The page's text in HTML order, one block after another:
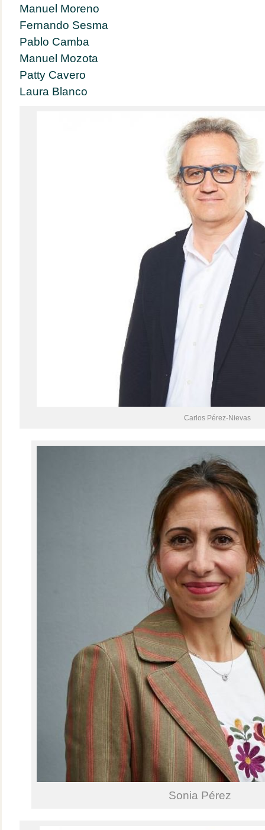
Manuel Moreno
Fernando Sesma
Pablo Camba
Manuel Mozota
Patty Cavero
Laura Blanco
Carlos Pérez-Nievas
Sonia Pérez